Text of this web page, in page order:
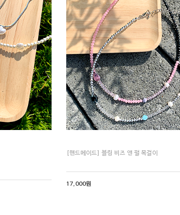
[핸드메이드] 블링 비즈 앤 펄 목걸이
17,000원